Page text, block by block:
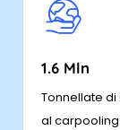
1.6 Mln
Tonnellate di
al carpooling.